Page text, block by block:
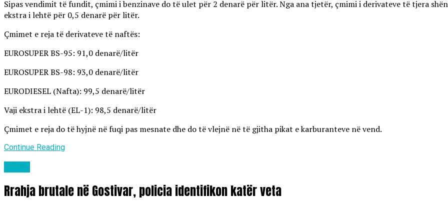
Sipas vendimit të fundit, çmimi i benzinave do të ulet për 2 denarë për litër. Nga ana tjetër, çmimi i derivateve të tjera
ekstra i lehtë për 0,5 denarë për litër.
Çmimet e reja të derivateve të naftës:
EUROSUPER BS-95: 91,0 denarë/litër
EUROSUPER BS-98: 93,0 denarë/litër
EURODIESEL (Nafta): 99,5 denarë/litër
Vaji ekstra i lehtë (EL-1): 98,5 denarë/litër
Çmimet e reja do të hyjnë në fuqi pas mesnate dhe do të vlejnë në të gjitha pikat e karburanteve në vend.
Continue Reading
Rrahja brutale në Gostivar, policia identifikon katër veta